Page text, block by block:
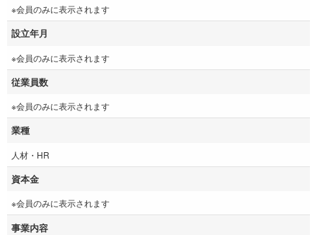
※会員のみに表示されます
設立年月
※会員のみに表示されます
従業員数
※会員のみに表示されます
業種
人材・HR
資本金
※会員のみに表示されます
事業内容